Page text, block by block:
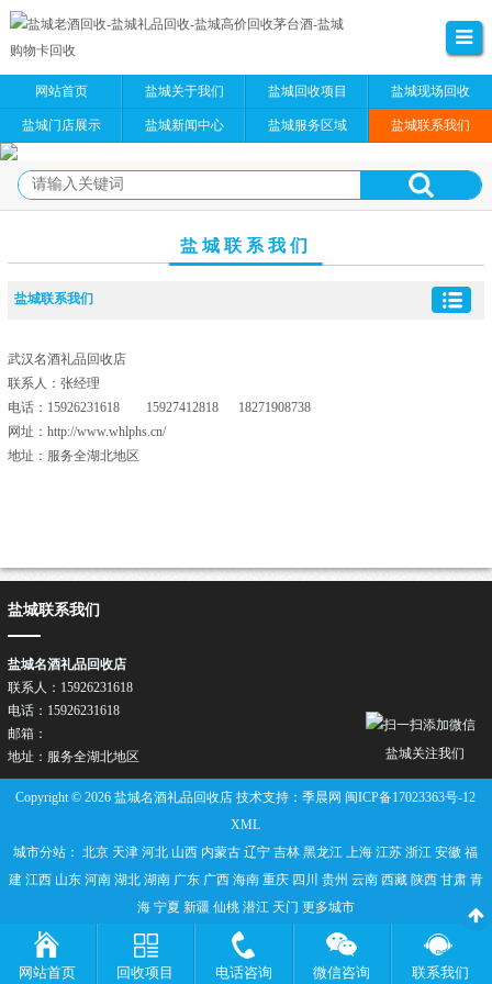
网站首页 盐城关于我们 盐城回收项目 盐城现场回收
盐城门店展示 盐城新闻中心 盐城服务区域 盐城联系我们
盐城联系我们
盐城联系我们
武汉名酒礼品回收店
联系人：张经理
电话：15926231618 15927412818 18271908738
网址：http://www.whlphs.cn/
地址：服务全湖北地区
盐城关注我们
盐城联系我们
盐城名酒礼品回收店
联系人：15926231618
电话：15926231618
邮箱：
地址：服务全湖北地区
Copyright © 2026 盐城名酒礼品回收店 技术支持：季晨网闽ICP备17023363号-12
XML
城市分站：北京 天津 河北 山西 内蒙古 辽宁 吉林 黑龙江 上海 江苏 浙江 安徽 福
建 江西 山东 河南 湖北 湖南 广东 广西 海南 重庆 四川 贵州 云南 西藏 陕西 甘肃 青
海 宁夏 新疆 仙桃 潜江 天门 更多城市
网站首页 回收项目 电话咨询 微信咨询 联系我们